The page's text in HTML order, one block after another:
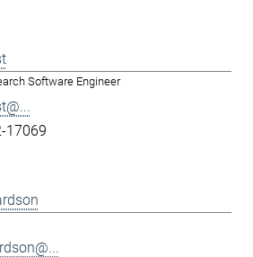
Software Engineer
17069